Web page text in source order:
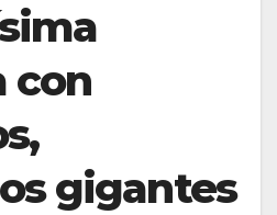
con
gigantes